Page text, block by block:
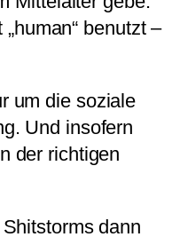
benutzt –
um die soziale
Und insofern
der richtigen
dann